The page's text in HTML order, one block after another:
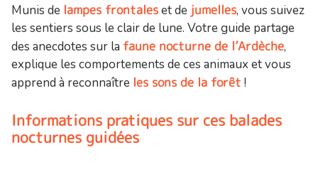
Munis de lampes frontaleset de jumelles, vous suivez
les sentiers sous le clair de lune. Votre guide partage
des anecdotes sur la faune nocturne de l’Ardèche,
explique les comportements de ces animaux et vous
apprend à reconnaître les sons de la forêt !
Informations pratiques sur ces balades
nocturnes guidées